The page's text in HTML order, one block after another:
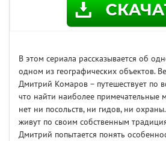
В этом сериала рассказывается об
одном из географических объектов.
Дмитрий Комаров – путешествует по
что найти наиболее примечательные
нет ни посольств, ни гидов, ни
живут по своим собственным
Дмитрий попытается понять